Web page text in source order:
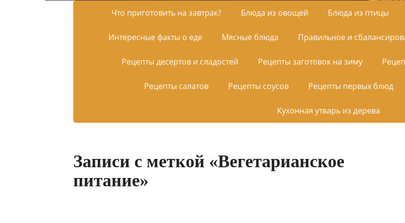
Что приготовить на завтрак? Блюда из овощей Блюда из птицы
Интересные факты о еде Мясные блюда Правильное и
Рецепты десертов и сладостей Рецепты заготовок на зиму
Рецепты салатов Рецепты соусов Рецепты первых блюд
Кухонная утварь из дерева
Записи с меткой «Вегетарианское
питание»